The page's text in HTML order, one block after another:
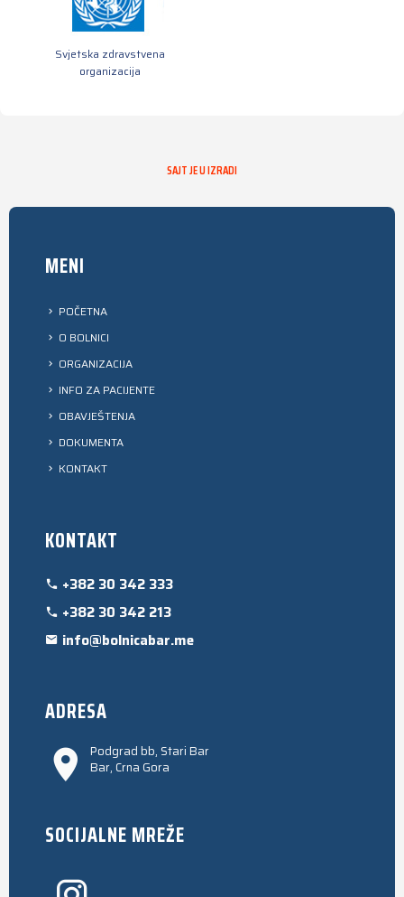
Svjetska zdravstvena
organizacija
SAJT JE U IZRADI
MENI
POČETNA
O BOLNICI
ORGANIZACIJA
INFO ZA PACIJENTE
OBAVJEŠTENJA
DOKUMENTA
KONTAKT
KONTAKT
+382 30 342 333
+382 30 342 213
info@bolnicabar.me
ADRESA
Podgrad bb, Stari Bar
Bar, Crna Gora
SOCIJALNE MREŽE